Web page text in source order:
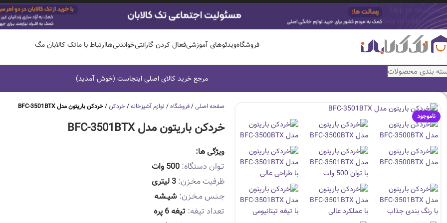
Skip to navigation
Skip to main content
فروشگاهویدئوهای آموزشیفعال کردن گارانتیخواندنی‌هاارتباط با ماتک کالابان مگ
بندی محصولات
مرجع خرید کالای اصلی اینجاست (خوش آمدید)
ناموجود
صفحه اصلی/فروشگاه/ لوازم آشپزخانه/خردکن/خردکن باریتون مدل BFC-3501BTX
خردکن باریتون مدل BFC-3501BTX
ویژگی ها:
تـوان دستگاه:
ظرفیت مخـزن:
جـنـس مـخـزن: شیــشـه
تعداد تیغه: تیغه 6 پره